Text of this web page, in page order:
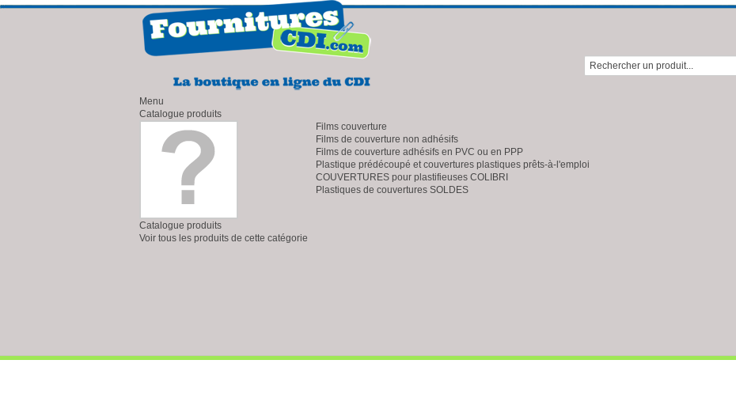
Menu
Catalogue produits
Catalogue produits
Voir tous les produits de cette catégorie
Films couverture
Films de couverture non adhésifs
Films de couverture adhésifs en PVC ou en PPP
Plastique prédécoupé et couvertures plastiques prêts-à-l'emploi
COUVERTURES pour plastifieuses COLIBRI
Plastiques de couvertures SOLDES